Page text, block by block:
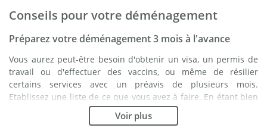
Conseils pour votre déménagement
Préparez votre déménagement 3 mois à l'avance
Vous aurez peut-être besoin d'obtenir un visa, un permis de
travail ou d'effectuer des vaccins, ou même de résilier
certains services avec un préavis de plusieurs mois.
Etablissez une liste de ce que vous avez à faire. En étant bien
organisé, vous vous assurez du bon déroulement de votre
Voir plus